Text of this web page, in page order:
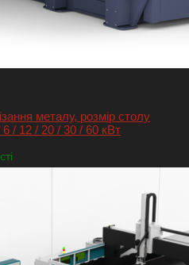
металу, розмір столу
/ 12 / 20 / 30 / 60 кВт